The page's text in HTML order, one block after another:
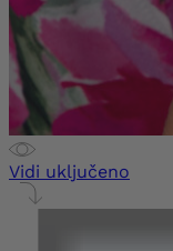
Vidi uključeno